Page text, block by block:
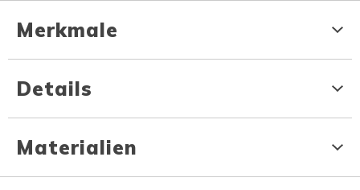
Merkmale
Details
Materialien